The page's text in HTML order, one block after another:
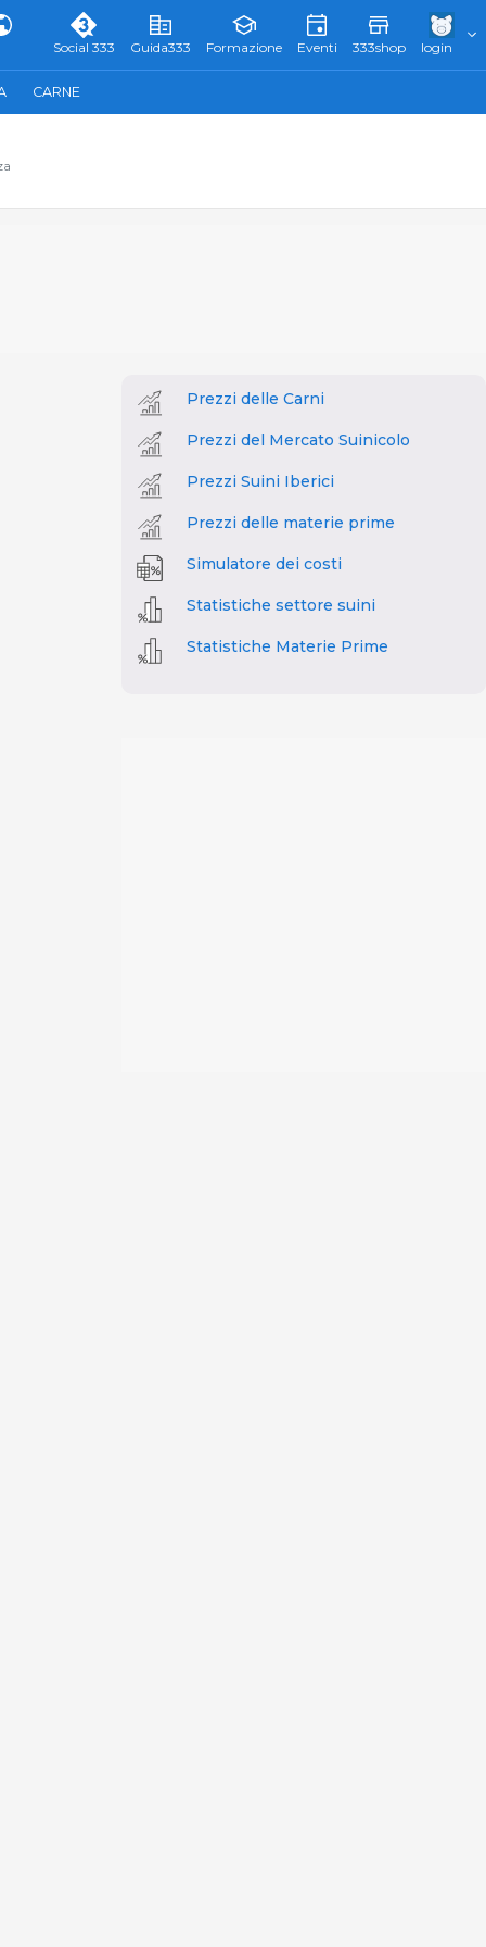
Social 333 Guida333 Formazione Eventi 333shop login
CARNE
Prezzi delle Carni
Prezzi del Mercato Suinicolo
Prezzi Suini Iberici
Prezzi delle materie prime
Simulatore dei costi
Statistiche settore suini
Statistiche Materie Prime